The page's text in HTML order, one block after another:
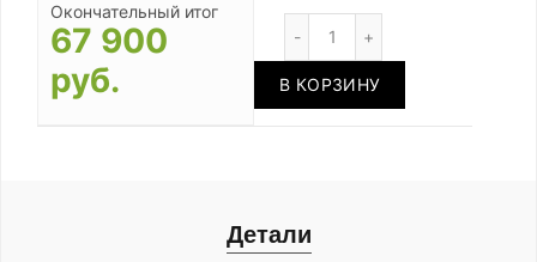
Окончательный итог
67 900
руб.
В КОРЗИНУ
Детали